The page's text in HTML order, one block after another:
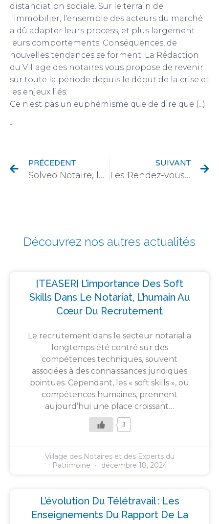
distanciation sociale. Sur le terrain de
l'immobilier, l'ensemble des acteurs du marché
a dû adapter leurs process, et plus largement
leurs comportements. Conséquences, de
nouvelles tendances se forment. La Rédaction
du Village des notaires vous propose de revenir
sur toute la période depuis le début de la crise et
les enjeux liés.
Ce n'est pas un euphémisme que de dire que (...)
-
PRÉCEDENT
Solveo Notaire, la nouvelle solution de documentation juridique Lamy offerte en 2021.
SUIVANT
Les Rendez-vous Transformations du droit : c’est aussi pour les notaires !
Découvrez nos autres actualités
[TEASER] L’importance Des Soft
Skills Dans Le Notariat, L’humain Au
Cœur Du Recrutement
Le recrutement dans le secteur notarial a
longtemps été centré sur des
compétences techniques, souvent
associées à des connaissances juridiques
pointues. Cependant, les « soft skills », ou
compétences humaines, prennent
aujourd’hui une place croissant…
3
Village des Notaires et des Experts du
Patrimoine
décembre 18, 2024
L’évolution Du Télétravail : Les
Enseignements Du Rapport De La